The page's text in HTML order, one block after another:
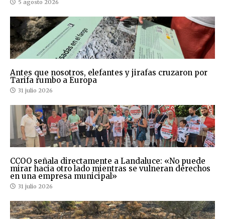
5 agosto 2026
Antes que nosotros, elefantes y jirafas cruzaron por
Tarifa rumbo a Europa
31 julio 2026
CCOO señala directamente a Landaluce: «No puede
mirar hacia otro lado mientras se vulneran derechos
en una empresa municipal»
31 julio 2026